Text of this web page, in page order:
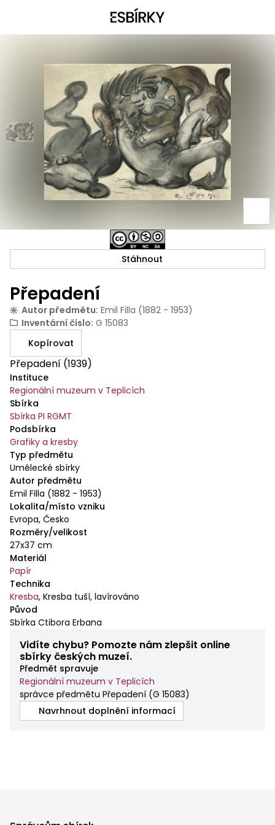
Přepadení
Autor předmětu: Emil Filla (1882 - 1953)
Inventární číslo: G 15083
Kopírovat
Přepadení (1939)
Instituce
Regionální muzeum v Teplicích
Sbírka
Sbírka PI RGMT
Podsbírka
Grafiky a kresby
Typ předmětu
Umělecké sbírky
Autor předmětu
Emil Filla (1882 - 1953)
Lokalita/místo vzniku
Evropa, Česko
Rozměry/velikost
27x37 cm
Materiál
Papír
Technika
Kresba, Kresba tuší, lavírováno
Původ
Sbírka Ctibora Erbana
Vidíte chybu? Pomozte nám zlepšit online
sbírky českých muzeí.
Předmět spravuje
Regionální muzeum v Teplicích
správce předmětu Přepadení (G 15083)
Navrhnout doplnění informací
Stáhnout